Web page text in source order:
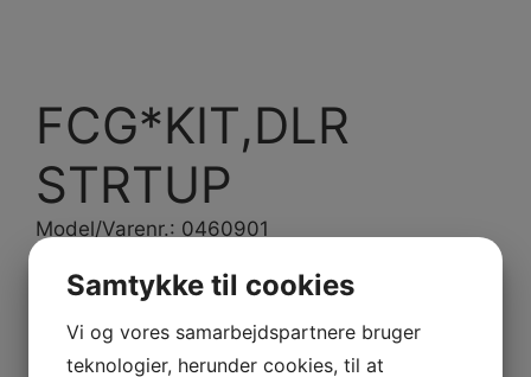
FCG*KIT,DLR
STRTUP
Model/Varenr.: 0460901
Bestillingsvare
Varenummer (SKU): 0460901 Kategorier:
Samtykke til cookies
Vi og vores samarbejdspartnere bruger
teknologier, herunder cookies, til at